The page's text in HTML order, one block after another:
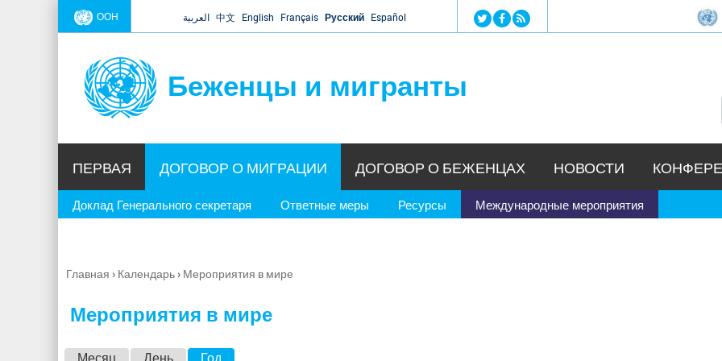
Jump to navigation
ООН العربية 中文 English Français Русский Español
Беженцы и мигранты
ПЕРВАЯ ДОГОВОР О МИГРАЦИИ
Доклад Генерального секретаря Ответные меры Ресурсы Международные мероприятия
ДОГОВОР О БЕЖЕНЦАХ НОВОСТИ
Вы
Главная › Календарь› Мероприятия в мире
Мероприятия в мире